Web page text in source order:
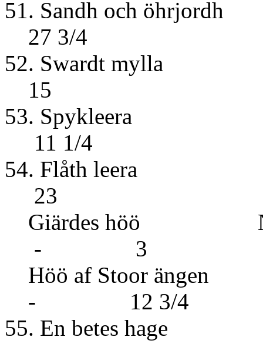
51. Sandh
27 3/4
52.
15
53.
11 1/4
54.
23
Giärdes höö
- 3
Höö af
- 12 3/4
55. En betes hage